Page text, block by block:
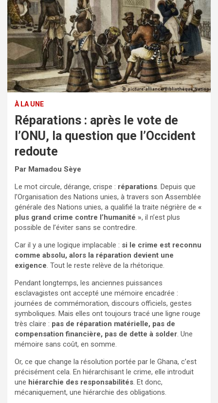
À LA UNE
Réparations : après le vote de
l’ONU, la question que l’Occident
redoute
Par Mamadou Sèye
Le mot circule, dérange, crispe : réparations . Depuis que
l’Organisation des Nations unies, à travers son Assemblée
générale des Nations unies, a qualifié la traite négrière de «
plus grand crime contre l’humanité », il n’est plus
possible de l’éviter sans se contredire.
Car il y a une logique implacable : si le crime est reconnu
comme absolu, alors la réparation devient une
exigence . Tout le reste relève de la rhétorique.
Pendant longtemps, les anciennes puissances
esclavagistes ont accepté une mémoire encadrée :
journées de commémoration, discours officiels, gestes
symboliques. Mais elles ont toujours tracé une ligne rouge
très claire : pas de réparation matérielle, pas de
compensation financière, pas de dette à solder . Une
mémoire sans coût, en somme.
Or, ce que change la résolution portée par le Ghana, c’est
précisément cela. En hiérarchisant le crime, elle introduit
une hiérarchie des responsabilités . Et donc,
mécaniquement, une hiérarchie des obligations.